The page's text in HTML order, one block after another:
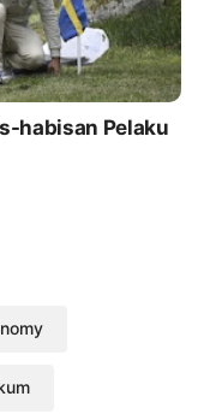
habisan Pelaku